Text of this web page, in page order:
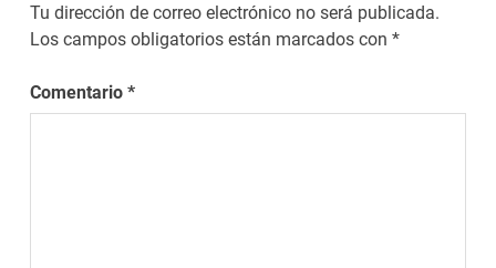
Tu dirección de correo electrónico no será publicada.
Los campos obligatorios están marcados con*
Comentario*